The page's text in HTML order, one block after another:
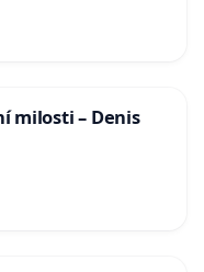
milosti – Denis